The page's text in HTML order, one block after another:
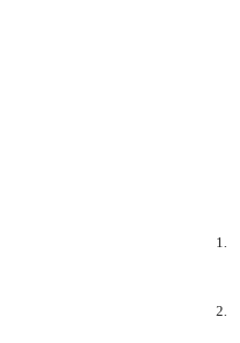
1.
2.